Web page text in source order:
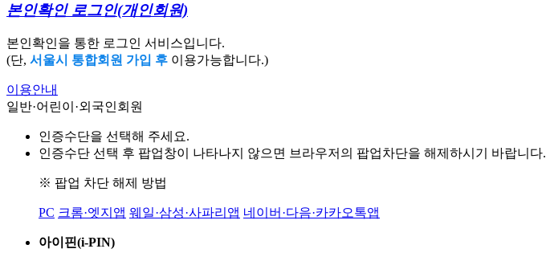
본인확인 로그인(개인회원)
본인확인을 통한 로그인 서비스입니다.
(단, 서울시 통합회원 가입 후 이용가능합니다.)
이용안내
일반·어린이·외국인회원
인증수단을 선택해 주세요.
인증수단 선택 후 팝업창이 나타나지 않으면 브라우저의 팝업차단을 해제하시기 바랍니다.
※ 팝업 차단 해제 방법
PC 크롬·엣지앱 웨일·삼성·사파리앱 네이버·다음·카카오톡앱
아이핀(i-PIN)